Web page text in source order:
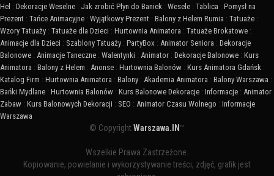
Hel : Dekoracje Weselne : Jak zrobić Płyn do Baniek : Wesele : Tablica : Pomysł na
Prezent : Tańce Animacyjne : Wyjątkowy Prezent : Balony z Helem Rumia : Tatuaże :
Wzory Tatuaży : Tatuaże dla Dzieci : Hurtownia Animatora : Tatuaże Brokatowe :
Animacje dla Dzieci : Szablony Tatuaży : PartyBox : Animator Seniora : Dekoracje
Balonowe : Animacje Taneczne : Walentynki : Animator : Dekoracje Balonowe : Kurs
Animatora : Balony z Helem : Anonse : Hurtownia Balonów : Kurs Animatora Gdańsk :
Katalog Firm : Hurtownia Animatora : Balony : Akademia Animatora : Balony Warszawa :
Bańki Mydlane : Hurtownia Balonów : Kurs Balonowe Dekoracje : Informacje : Animator
Zabaw : Kurs Balonowych Dekoracji : SEO : Animator Czasu Wolnego : Informacje
Warszawa
© CopyrightWarszawa.IN ™
Wszelkie Prawa Zastrzeżone.
Kopiowanie, powielanie i wykorzystywanie treści, zdjęć, grafik jest